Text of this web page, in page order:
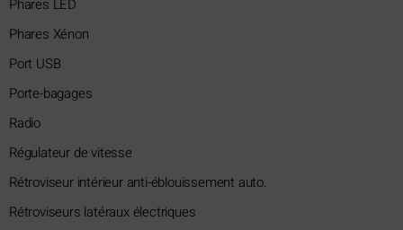
Phares LED
Phares Xénon
Port USB
Porte-bagages
Radio
Régulateur de vitesse
Rétroviseur intérieur anti-éblouissement auto.
Rétroviseurs latéraux électriques